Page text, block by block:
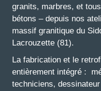
granits, marbres, et
bétons – depuis nos
massif granitique du
Lacrouzette (81).
La fabrication et le
entièrement intégré :
techniciens,